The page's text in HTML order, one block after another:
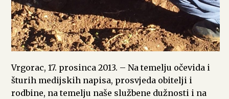
Vrgorac, 17. prosinca 2013. – Na temelju očevida i
šturih medijskih napisa, prosvjeda obitelji i
rodbine, na temelju naše službene dužnosti i na